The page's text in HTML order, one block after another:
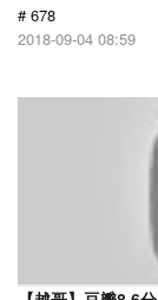
# 678
2018-09-04 08:59